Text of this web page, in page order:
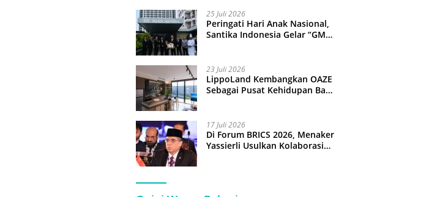
25 Juli 2026
Peringati Hari Anak Nasional,
Santika Indonesia Gelar “GM
23 Juli 2026
LippoLand Kembangkan OAZE
Sebagai Pusat Kehidupan Baru
17 Juli 2026
Di Forum BRICS 2026, Menaker
Yassierli Usulkan Kolaborasi